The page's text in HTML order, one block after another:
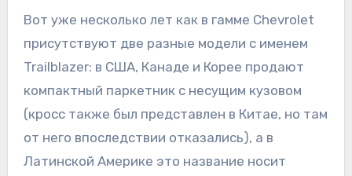
Вот уже несколько лет как в гамме Chevrolet
присутствуют две разные модели с именем
Trailblazer: в США, Канаде и Корее продают
компактный паркетник с несущим кузовом
(кросс также был представлен в Китае, но там
от него впоследствии отказались), а в
Латинской Америке это название носит